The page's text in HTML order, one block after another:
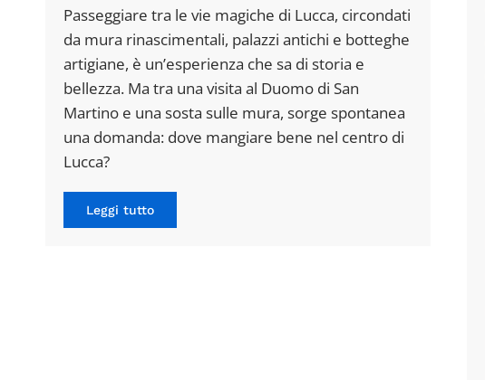
Passeggiare tra le vie magiche di Lucca, circondati
da mura rinascimentali, palazzi antichi e botteghe
artigiane, è un’esperienza che sa di storia e
bellezza. Ma tra una visita al Duomo di San
Martino e una sosta sulle mura, sorge spontanea
una domanda: dove mangiare bene nel centro di
Lucca?
Leggi tutto